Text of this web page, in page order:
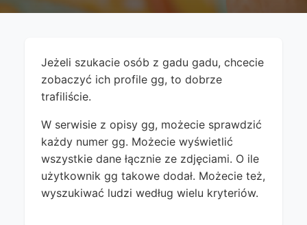
Jeżeli szukacie osób z gadu gadu, chcecie
zobaczyć ich profile gg, to dobrze
trafiliście.
W serwisie z opisy gg, możecie sprawdzić
każdy numer gg. Możecie wyświetlić
wszystkie dane łącznie ze zdjęciami. O ile
użytkownik gg takowe dodał. Możecie też,
wyszukiwać ludzi według wielu kryteriów.